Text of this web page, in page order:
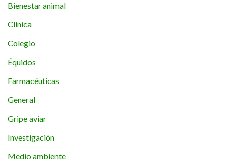
Bienestar animal
Clínica
Colegio
Équidos
Farmacéuticas
General
Gripe aviar
Investigación
Medio ambiente